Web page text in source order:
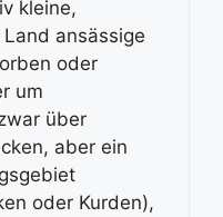
kleine,
Land ansässige
oder
um
über
aber ein
oder Kurden),